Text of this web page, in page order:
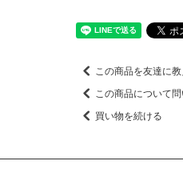
この商品を友達に
この商品について
買い物を続ける